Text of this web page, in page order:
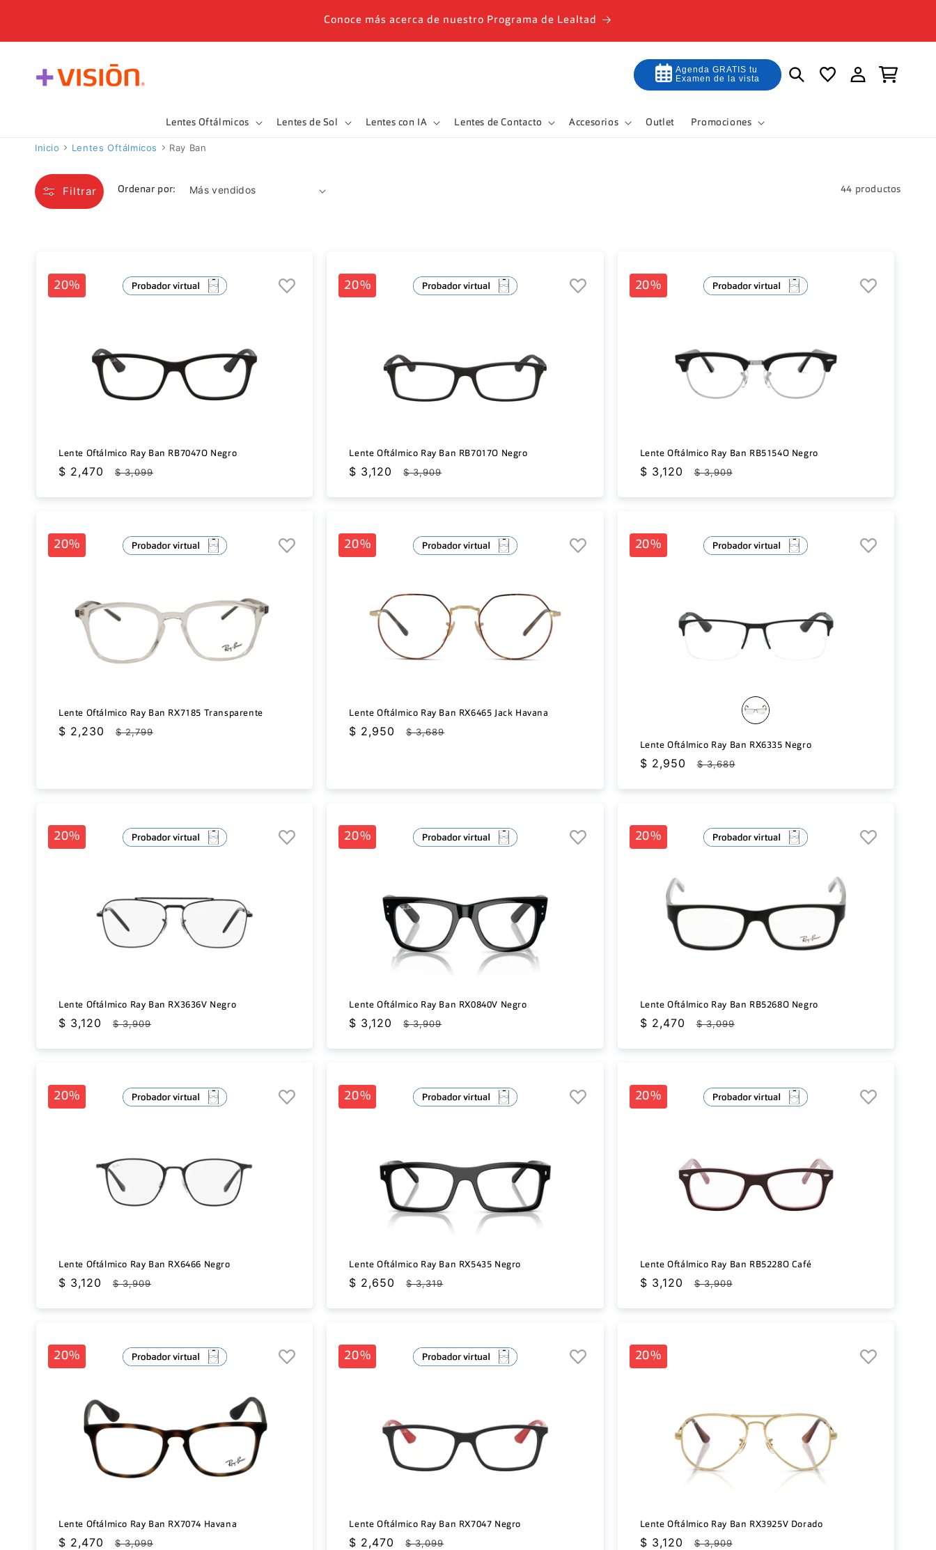
Conoce más acerca de nuestro Programa de Lealtad
Lentes Oftálmicos Lentes de Sol Lentes con IA Lentes de Contacto Accesorios Outlet Promociones
Agenda GRATIS tu
Examen de la vista
Iniciar
sesión
Carrito
Inicio Lentes Oftálmicos Ray Ban
Filtrar Ordenar por: 44 productos
20%
Lente Oftálmico Ray Ban RB7047O Negro
Precio
$ 2,470
Precio
$ 3,099
20%
Lente Oftálmico Ray Ban RB7017O Negro
Precio
$ 3,120
Precio
$ 3,909
20%
Lente Oftálmico Ray Ban RB5154O Negro
Precio
$ 3,120
Precio
$ 3,909
20%
Lente Oftálmico Ray Ban RX7185 Transparente
Precio
$ 2,230
Precio
$ 2,799
20%
Lente Oftálmico Ray Ban RX6465 Jack Havana
Precio
$ 2,950
Precio
$ 3,689
20%
Lente Oftálmico Ray Ban RX6335 Negro
Precio
$ 2,950
Precio
$ 3,689
20%
Lente Oftálmico Ray Ban RX3636V Negro
Precio
$ 3,120
Precio
$ 3,909
20%
Lente Oftálmico Ray Ban RX0840V Negro
Precio
$ 3,120
Precio
$ 3,909
20%
Lente Oftálmico Ray Ban RB5268O Negro
Precio
$ 2,470
Precio
$ 3,099
20%
Lente Oftálmico Ray Ban RX6466 Negro
Precio
$ 3,120
Precio
$ 3,909
20%
Lente Oftálmico Ray Ban RX5435 Negro
Precio
$ 2,650
Precio
$ 3,319
20%
Lente Oftálmico Ray Ban RB5228O Café
Precio
$ 3,120
Precio
$ 3,909
20%
Lente Oftálmico Ray Ban RX7074 Havana
Precio
$ 2,470
Precio
$ 3,099
20%
Lente Oftálmico Ray Ban RX7047 Negro
Precio
$ 2,470
Precio
$ 3,099
20%
Lente Oftálmico Ray Ban RX3925V Dorado
Precio
$ 3,120
Precio
$ 3,909